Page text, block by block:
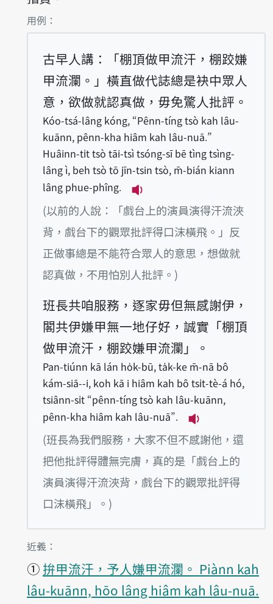
第1項釋義的
用例：
古早人講：「棚頂做甲流汗，棚跤嫌
甲流瀾。」橫直做代誌總是袂中眾人
意，欲做就認真做，毋免驚人批評。
Kóo-tsá-lâng kóng, “Pênn-tíng tsò kah lâu-
kuānn, pênn-kha hiâm kah lâu-nuā.”
Huâinn-ti̍t tsò tāi-tsì tsóng-sī bē tìng tsìng-
lâng ì, beh tsò tō jīn-tsin tsò, m̄-bián kiann
lâng phue-phîng.
播放例句Kóo-tsá-lâng
(以前的人說：「戲台上的演員演得汗流浹
背，戲台下的觀眾批評得口沫橫飛。」反
正做事總是不能符合眾人的意思，想做就
認真做，不用怕別人批評。)
班長共咱服務，逐家毋但無感謝伊，
閣共伊嫌甲無一地仔好，誠實「棚頂
做甲流汗，棚跤嫌甲流瀾」。
Pan-tiúnn kā lán ho̍k-bū, ta̍k-ke m̄-nā bô
kám-siā--i, koh kā i hiâm kah bô tsi̍t-tè-á hó,
tsiânn-si̍t “pênn-tíng tsò kah lâu-kuānn,
pênn-kha hiâm kah lâu-nuā”.
播放例句
(班長為我們服務，大家不但不感謝他，還
把他批評得體無完膚，真的是「戲台上的
演員演得汗流浹背，戲台下的觀眾批評得
口沫橫飛」。)
第1項釋義的
近義：
① 拚甲流汗，予人嫌甲流瀾。 Piànn kah
lâu-kuānn, hōo lâng hiâm kah lâu-nuā.